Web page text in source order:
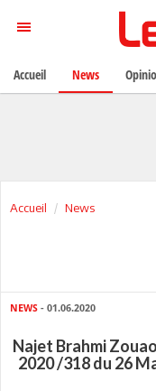
Accueil News
NEWS - 01.06.2020
Najet Brahmi
2020 /318 du 26
Accueil News